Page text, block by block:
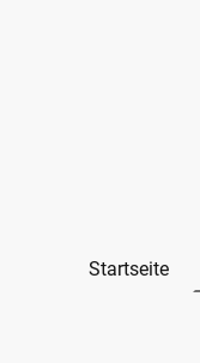
Startseite